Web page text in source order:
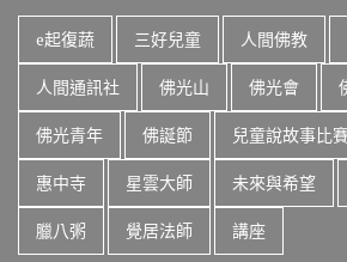
e起復蔬 三好兒童 人間佛教
人間通訊社 佛光山 佛光會
佛光青年 佛誕節 兒童說故事比
惠中寺 星雲大師 未來與希望
臘八粥 覺居法師 講座